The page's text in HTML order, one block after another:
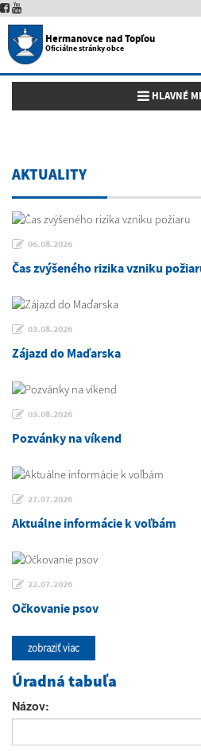
Hermanovce nad Topľou
Oficiálne stránky obce
ToggleHLAVNÉ
AKTUALITY
06.08.2026
Čas zvýšeného rizika vzniku
03.08.2026
Zájazd do Maďarska
03.08.2026
Pozvánky na víkend
27.07.2026
Aktuálne informácie k voľbám
22.07.2026
Očkovanie psov
zobraziť viac
Úradná tabuľa
Názov: